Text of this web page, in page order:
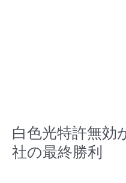
白色光特許無効
社の最終勝利